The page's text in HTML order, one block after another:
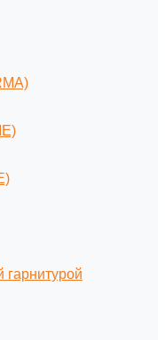
гарнитурой